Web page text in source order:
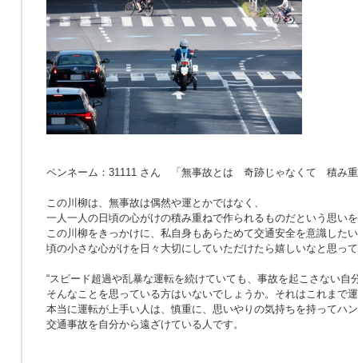
ペンネーム：31111 さん 「無事故とは 奇跡じゃなくて 積み
この川柳は、無事故は偶然や運とかではなく、
一人一人の日頃の心がけの積み重ねで作られるものだという思い
この川柳をきっかけに、私自身もあらためて交通安全を意識した
頃の小さな心がけを日々大切にしていただけたら嬉しいなと思っ
“スピード超過や乱暴な運転を続けていても、事故を起こさない自
そんなことを思っている方はいないでしょうか。それはこれまで
本当に運転が上手い人は、慎重に、思いやりの気持ちを持ってハ
交通事故を自分から遠ざけている人です。